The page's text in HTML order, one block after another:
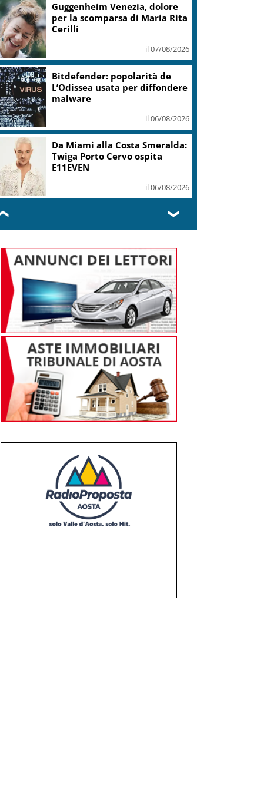
Guggenheim Venezia, dolore
per la scomparsa di Maria Rita
Cerilli
il 07/08/2026
Bitdefender: popolarità de
L’Odissea usata per diffondere
malware
il 06/08/2026
Da Miami alla Costa Smeralda:
Twiga Porto Cervo ospita
E11EVEN
il 06/08/2026
❯